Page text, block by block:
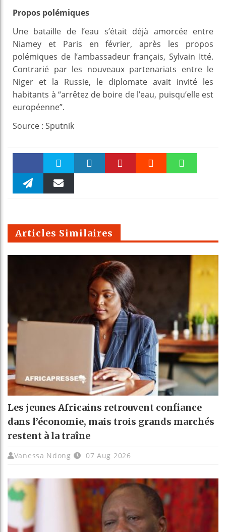
Propos polémiques
Une bataille de l’eau s’était déjà amorcée entre
Niamey et Paris en février, après les propos
polémiques de l’ambassadeur français, Sylvain Itté.
Contrarié par les nouveaux partenariats entre le
Niger et la Russie, le diplomate avait invité les
habitants à “arrêtez de boire de l’eau, puisqu’elle est
européenne”.
Source : Sputnik
Faceboo Twitter
m
Articles Similaires
Les jeunes Africains retrouvent confiance
dans l’économie, mais trois grands marchés
restent à la traîne
Vanessa Ndong 07 Aug 2026